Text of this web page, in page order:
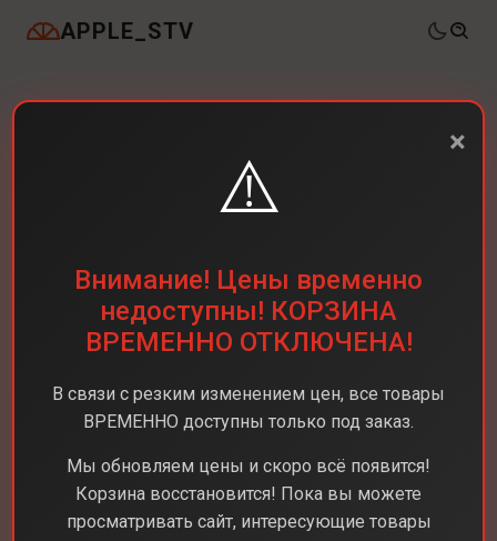
APPLE_STV
×
⚠️
Внимание! Цены временно
недоступны! КОРЗИНА
ВРЕМЕННО ОТКЛЮЧЕНА!
В связи с резким изменением цен, все товары
ВРЕМЕННО доступны только под заказ.
Мы обновляем цены и скоро всё появится!
Корзина восстановится! Пока вы можете
просматривать сайт, интересующие товары